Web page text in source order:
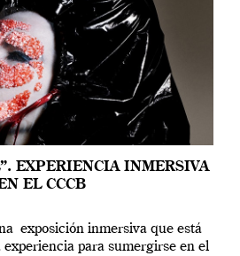
EXPERIENCIA INMERSIVA
EL CCCB
exposición inmersiva que está
para sumergirse en el